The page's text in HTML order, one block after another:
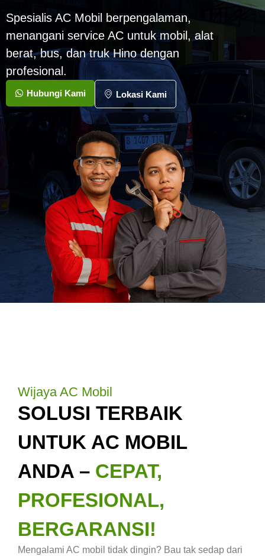
Spesialis AC Mobil berpengalaman,
menangani service AC untuk mobil, alat
berat, bus, dan truk Hino dengan
profesional.
Hubungi Kami Lokasi Kami
Wijaya AC Mobil
SOLUSI TERBAIK
UNTUK AC MOBIL
ANDA – CEPAT,
PROFESIONAL,
BERGARANSI!
Mengalami AC mobil tidak dingin? Bau tak sedap dari